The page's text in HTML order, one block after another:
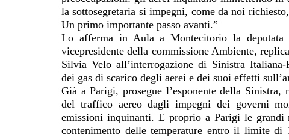
la sottosegretaria si impegni, come da noi
Un primo importante passo avanti.”
Lo afferma in Aula a Montecitorio la deputata
vicepresidente della commissione Ambiente,
Silvia Velo all’interrogazione di Sinistra
dei gas di scarico degli aerei e dei suoi effetti
Già a Parigi, prosegue l’esponente della
del traffico aereo dagli impegni dei governi
emissioni inquinanti. E proprio a Parigi le
contenimento delle temperature entro il limite